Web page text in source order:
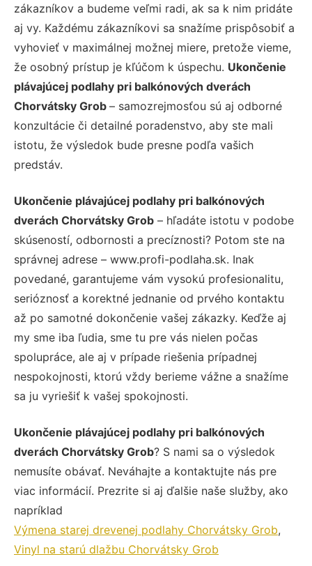
zákazníkov a budeme veľmi radi, ak sa k nim pridáte
aj vy. Každému zákazníkovi sa snažíme prispôsobiť a
vyhovieť v maximálnej možnej miere, pretože vieme,
že osobný prístup je kľúčom k úspechu. Ukončenie
plávajúcej podlahy pri balkónových dverách
Chorvátsky Grob – samozrejmosťou sú aj odborné
konzultácie či detailné poradenstvo, aby ste mali
istotu, že výsledok bude presne podľa vašich
predstáv.
Ukončenie plávajúcej podlahy pri balkónových
dverách Chorvátsky Grob – hľadáte istotu v podobe
skúseností, odbornosti a precíznosti? Potom ste na
správnej adrese – www.profi-podlaha.sk. Inak
povedané, garantujeme vám vysokú profesionalitu,
serióznosť a korektné jednanie od prvého kontaktu
až po samotné dokončenie vašej zákazky. Keďže aj
my sme iba ľudia, sme tu pre vás nielen počas
spolupráce, ale aj v prípade riešenia prípadnej
nespokojnosti, ktorú vždy berieme vážne a snažíme
sa ju vyriešiť k vašej spokojnosti.
Ukončenie plávajúcej podlahy pri balkónových
dverách Chorvátsky Grob? S nami sa o výsledok
nemusíte obávať. Neváhajte a kontaktujte nás pre
viac informácií. Prezrite si aj ďalšie naše služby, ako
napríklad
Výmena starej drevenej podlahy Chorvátsky Grob,
Vinyl na starú dlažbu Chorvátsky Grob